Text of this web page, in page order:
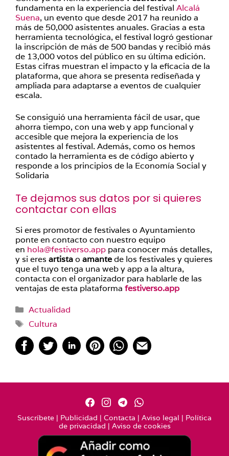
fundamenta en la experiencia del festival Alcalá
Suena, un evento que desde 2017 ha reunido a
más de 50,000 asistentes anuales. Gracias a esta
herramienta tecnológica, el festival logró gestionar
la inscripción de más de 500 bandas y recibió más
de 13,000 votos del público en su última edición.
Estas cifras muestran el impacto y la eficacia de la
plataforma, que ahora se presenta rediseñada y
ampliada para adaptarse a eventos de cualquier
escala.
Se consiguió una herramienta fácil de usar, que
ahorra tiempo, con una web y app funcional y
accesible que mejora la experiencia de los
asistentes al festival. Además, como os hemos
contado la herramienta es de código abierto y
responde a los principios de la Economía Social y
Solidaria
Te dejamos sus datos por si quieres
contactar con ellas
Si eres promotor de festivales o Ayuntamiento
ponte en contacto con nuestro equipo
en hola@festiverso.app para conocer más detalles,
y si eres artistao amantede los festivales y quieres
que el tuyo tenga una web y app a la altura,
contacta con el organizador para hablarle de las
ventajas de esta plataforma festiverso.app
Categorías
Actualidad
Etiquetas
Cultura
Suscríbete | Publicidad | Contacta | Aviso legal | Política
de privacidad | Aviso de cookies